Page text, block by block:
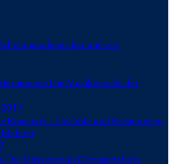
und wie
Die Musikepoche der
Romantik – Gefühle und Stimmungen
Malerei
Die Division von Dezimalzahlen